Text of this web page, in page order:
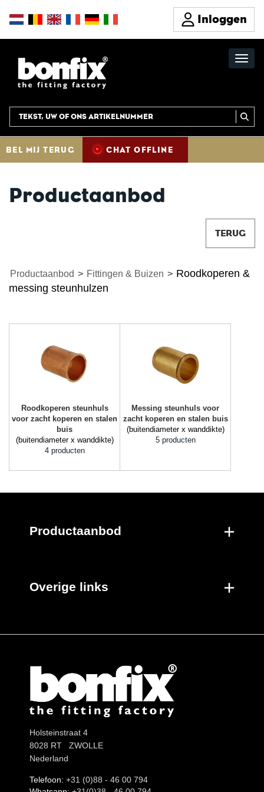
Inloggen
BEL MIJ TERUG CHAT OFFLINE
Productaanbod
TERUG
Productaanbod > Fittingen & Buizen > Roodkoperen &
messing steunhulzen
Roodkoperen steunhuls
voor zacht koperen en stalen
buis
(buitendiameter x wanddikte)
4 producten
Messing steunhuls voor
zacht koperen en stalen buis
(buitendiameter x wanddikte)
5 producten
Productaanbod
Overige links
Holsteinstraat 4
8028 RT ZWOLLE
Nederland
Telefoon: +31 (0)88 - 46 00 794